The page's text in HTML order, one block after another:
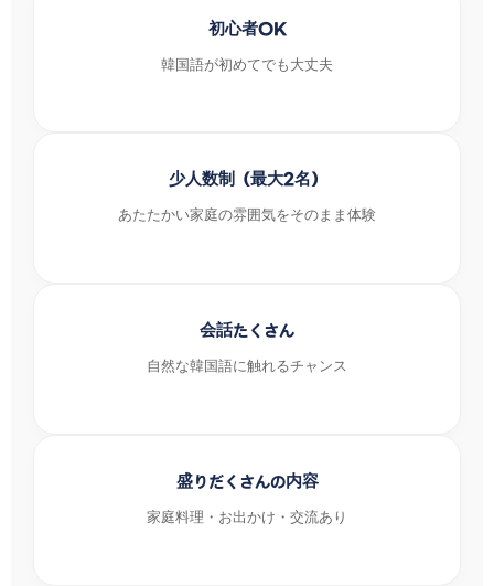
初心者OK
韓国語が初めてでも大丈夫
少人数制（最大2名）
あたたかい家庭の雰囲気をそのまま体験
会話たくさん
自然な韓国語に触れるチャンス
盛りだくさんの内容
家庭料理・お出かけ・交流あり